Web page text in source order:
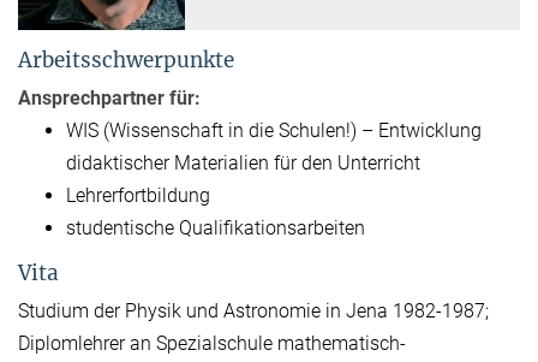
Arbeitsschwerpunkte
Ansprechpartner für:
WIS (Wissenschaft in die Schulen!) – Entwicklung
didaktischer Materialien für den Unterricht
Lehrerfortbildung
studentische Qualifikationsarbeiten
Vita
Studium der Physik und Astronomie in Jena 1982-1987;
Diplomlehrer an Spezialschule mathematisch-